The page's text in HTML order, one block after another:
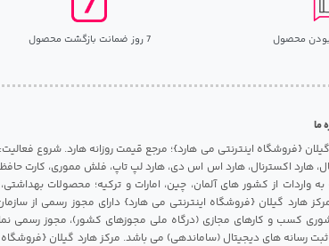
محصول 7 روز ضمانت بازگشت محصول
ما
هارد اکسترنال، هارد اس اس دی، هارد لپ تاپ، فلش مموری، کارت
به واردات از کشور های آلمان، چین، امارات و ترکیه؛ محصولات
هارد گیلان {فروشگاه اینترنتی می هارد} دارای مجوز رسمی از
کسب و کارهای مجازی (درگاه ملی مجوزهای کشور)، مجوز رسمی
رسانه های دیجیتال (ساماندهی) می باشد. مرکز هارد گیلان {فروشگاه